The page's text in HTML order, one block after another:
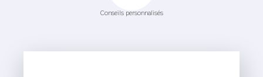
Conseils personnalisés